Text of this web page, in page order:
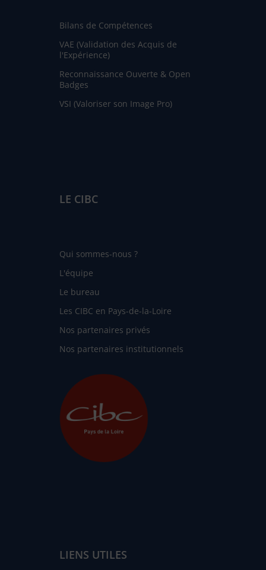
Bilans de Compétences
VAE (Validation des Acquis de
l'Expérience)
Reconnaissance Ouverte & Open
Badges
VSI (Valoriser son Image Pro)
LE CIBC
Qui sommes-nous ?
L'équipe
Le bureau
Les CIBC en Pays-de-la-Loire
Nos partenaires privés
Nos partenaires institutionnels
LIENS UTILES